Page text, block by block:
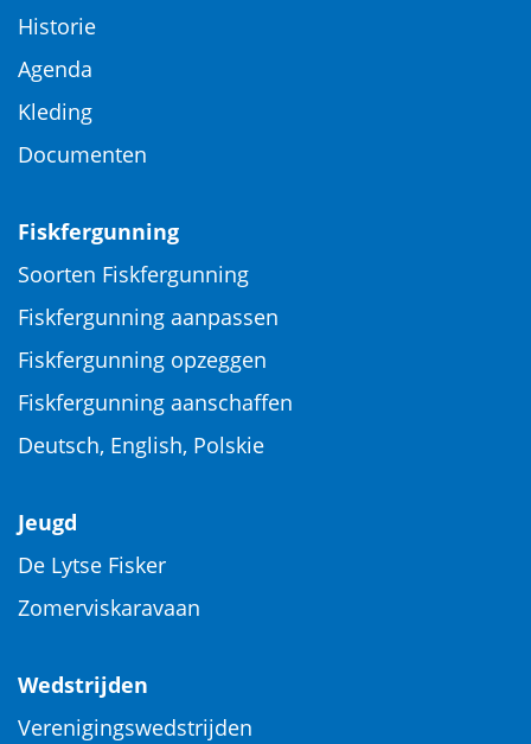
Historie
Agenda
Kleding
Documenten
Fiskfergunning
Soorten Fiskfergunning
Fiskfergunning aanpassen
Fiskfergunning opzeggen
Fiskfergunning aanschaffen
Deutsch, English, Polskie
Jeugd
De Lytse Fisker
Zomerviskaravaan
Wedstrijden
Verenigingswedstrijden